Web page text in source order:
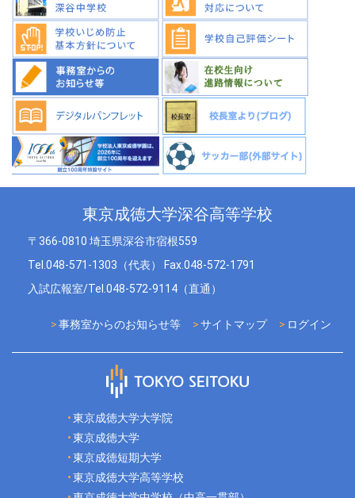
東京成徳大学深谷高等学校
〒366-0810 埼玉県深谷市宿根559
Tel.048-571-1303（代表） Fax.048-572-1791
入試広報室/Tel.048-572-9114（直通）
ログイン
サイトマップ
事務室からのお知らせ等
東京成徳大学大学院
東京成徳大学
東京成徳短期大学
東京成徳大学高等学校